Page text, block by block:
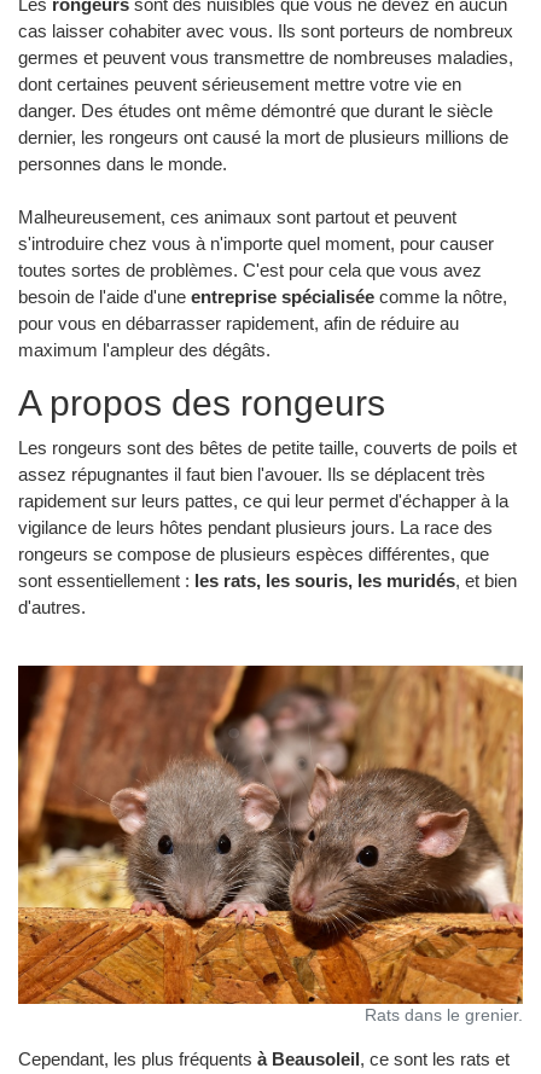
Les rongeurs sont des nuisibles que vous ne devez en aucun
cas laisser cohabiter avec vous. Ils sont porteurs de nombreux
germes et peuvent vous transmettre de nombreuses maladies,
dont certaines peuvent sérieusement mettre votre vie en
danger. Des études ont même démontré que durant le siècle
dernier, les rongeurs ont causé la mort de plusieurs millions de
personnes dans le monde.
Malheureusement, ces animaux sont partout et peuvent
s'introduire chez vous à n'importe quel moment, pour causer
toutes sortes de problèmes. C'est pour cela que vous avez
besoin de l'aide d'une entreprise spécialisée comme la nôtre,
pour vous en débarrasser rapidement, afin de réduire au
maximum l'ampleur des dégâts.
A propos des rongeurs
Les rongeurs sont des bêtes de petite taille, couverts de poils et
assez répugnantes il faut bien l'avouer. Ils se déplacent très
rapidement sur leurs pattes, ce qui leur permet d'échapper à la
vigilance de leurs hôtes pendant plusieurs jours. La race des
rongeurs se compose de plusieurs espèces différentes, que
sont essentiellement : les rats, les souris, les muridés, et bien
d'autres.
Rats dans le grenier.
Cependant, les plus fréquents à Beausoleil , ce sont les rats et